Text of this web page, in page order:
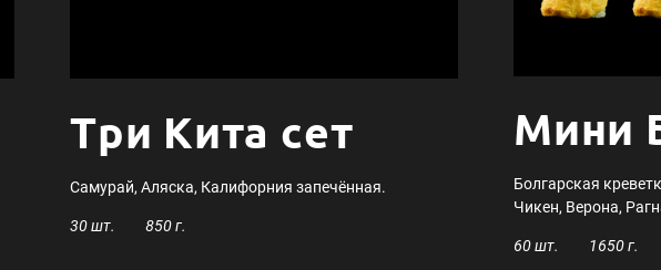
Три Кита сет
Самурай, Аляска, Калифорния запечённая.
30 шт. 850 г.
Мини
Болгарская
Чикен, Верона,
60 шт. 1650 г.